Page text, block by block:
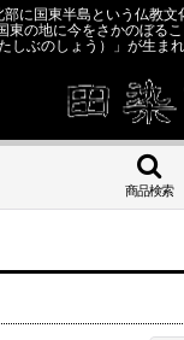
に国東半島という仏教文
の地に今をさかのぼる
ぶのしょう）」が生ま
商品検索